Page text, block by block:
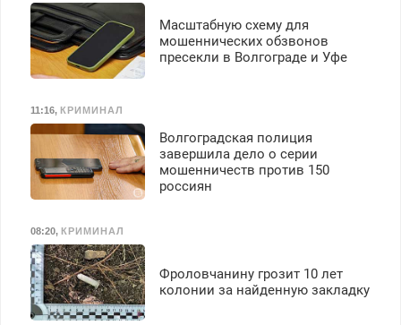
безопасности с з/п до
125000 руб.
Масштабную схему для
мошеннических обзвонов
пресекли в Волгограде и Уфе
11:16, КРИМИНАЛ
Волгоградская полиция
завершила дело о серии
мошенничеств против 150
россиян
08:20, КРИМИНАЛ
Фроловчанину грозит 10 лет
колонии за найденную закладку